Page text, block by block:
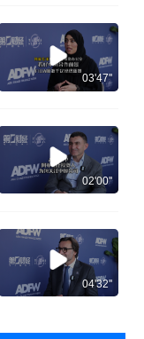
03'47''
02'00''
04'32''